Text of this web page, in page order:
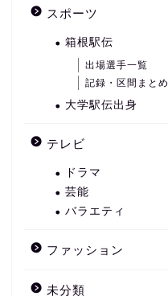
スポーツ
箱根駅伝
出場選手一覧
記録・区間まとめ
大学駅伝出身
テレビ
ドラマ
芸能
バラエティ
ファッション
未分類